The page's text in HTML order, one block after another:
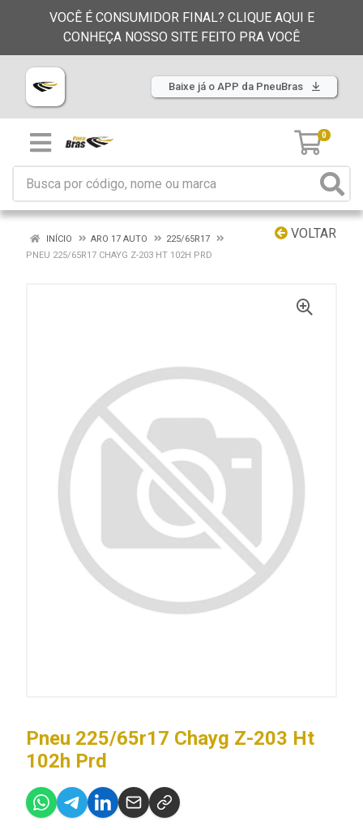
VOCÊ É CONSUMIDOR FINAL? CLIQUE AQUI E
CONHEÇA NOSSO SITE FEITO PRA VOCÊ
Baixe já o APP da PneuBras
0
VOLTAR
INÍCIO ARO 17 AUTO
225/65R17
PNEU 225/65R17 CHAYG Z-203 HT 102H PRD
Pneu 225/65r17 Chayg Z-203 Ht
102h Prd